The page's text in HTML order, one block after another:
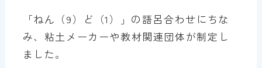
「ねん（9）ど（1）」の語呂合わせにちな
み、粘土メーカーや教材関連団体が制定し
ました。